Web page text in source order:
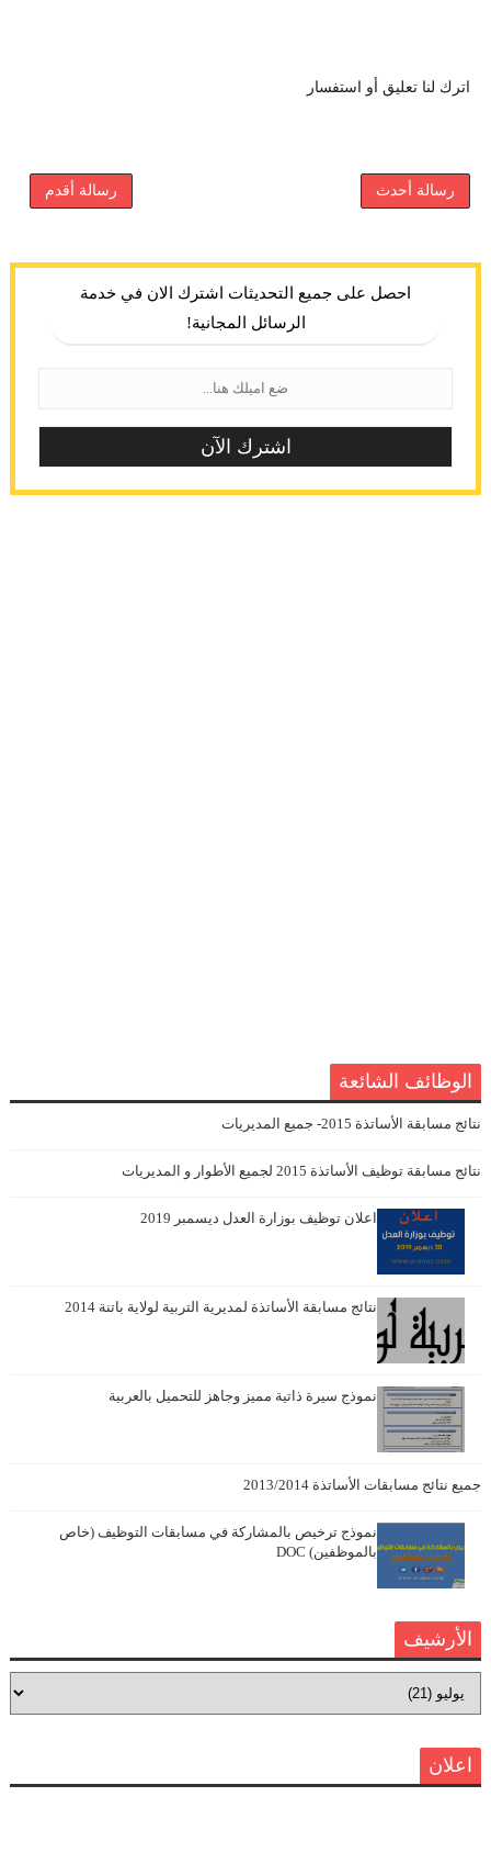
اترك لنا تعليق أو استفسار
رسالة أحدث رسالة أقدم
احصل على جميع التحديثات اشترك الان في خدمة
الرسائل المجانية!
الوظائف الشائعة
نتائج مسابقة الأساتذة 2015- جميع المديريات
نتائج مسابقة توظيف الأساتذة 2015 لجميع الأطوار و المديريات
اعلان توظيف بوزارة العدل ديسمبر 2019
نتائج مسابقة الأساتذة لمديرية التربية لولاية باتنة 2014
نموذج سيرة ذاتية مميز وجاهز للتحميل بالعربية
جميع نتائج مسابقات الأساتذة 2013/2014
نموذج ترخيص بالمشاركة في مسابقات التوظيف (خاص
بالموظفين) DOC
الأرشيف
اعلان